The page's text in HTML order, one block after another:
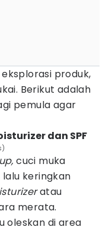
produk,
Berikut adalah
pemula agar
dan SPF
cuci muka
keringkan
atau
merata.
oleskan di area